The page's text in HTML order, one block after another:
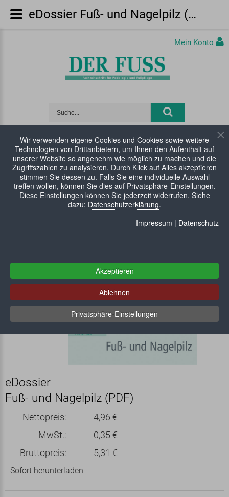
WARENKORB: 0 Artikel
Mein Konto
eDossier
Fuß- und Nagelpilz (PDF)
Nettopreis:
4,96 €
MwSt.:
0,35 €
Bruttopreis:
5,31 €
Sofort herunterladen
eDossier Fuß- und Nagelpilz (PDF)
Wir verwenden eigene Cookies und Cookies sowie weitere
Technologien von Drittanbietern, um Ihnen den Aufenthalt auf
unserer Website so angenehm wie möglich zu machen und die
Zugriffszahlen zu analysieren. Durch Klick auf Alles akzeptieren
stimmen Sie dessen zu. Falls Sie eine individuelle Auswahl
treffen wollen, können Sie dies auf Privatsphäre-Einstellungen.
Diese Einstellungen können Sie jederzeit widerrufen. Siehe
dazu: Datenschutzerklärung.
Impressum | Datenschutz
Akzeptieren
Ablehnen
Privatsphäre-Einstellungen